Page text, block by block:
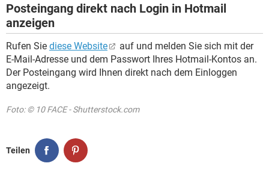
Posteingang direkt nach Login in Hotmail
anzeigen
Rufen Sie diese Website
auf und melden Sie sich mit der
E-Mail-Adresse und dem Passwort Ihres Hotmail-Kontos an.
Der Posteingang wird Ihnen direkt nach dem Einloggen
angezeigt.
Foto: © 10 FACE - Shutterstock.com
Teilen